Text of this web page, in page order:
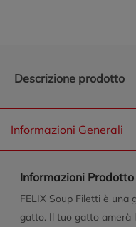
Descrizione prodotto
Informazioni Generali
Informazioni Prodotto
FELIX Soup Filetti è una
gatto. Il tuo gatto amerà